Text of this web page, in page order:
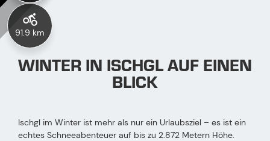
91.9 km
WINTER IN ISCHGL AUF EINEN
BLICK
Ischgl im Winter ist mehr als nur ein Urlaubsziel – es ist ein
echtes Schneeabenteuer auf bis zu 2.872 Metern Höhe.